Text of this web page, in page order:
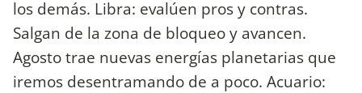
los demás. Libra: evalúen pros y contras.
Salgan de la zona de bloqueo y avancen.
Agosto trae nuevas energías planetarias que
iremos desentramando de a poco. Acuario: